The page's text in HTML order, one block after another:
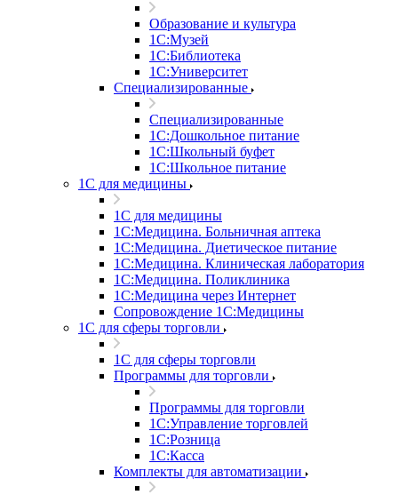
Образование и культура
1С:Музей
1С:Библиотека
1С:Университет
Специализированные
Специализированные
1С:Дошкольное питание
1С:Школьный буфет
1С:Школьное питание
1С для медицины
1С для медицины
1С:Медицина. Больничная аптека
1С:Медицина. Диетическое питание
1С:Медицина. Клиническая лаборатория
1С:Медицина. Поликлиника
1С:Медицина через Интернет
Сопровождение 1С:Медицины
1С для сферы торговли
1С для сферы торговли
Программы для торговли
Программы для торговли
1С:Управление торговлей
1С:Розница
1С:Касса
Комплекты для автоматизации